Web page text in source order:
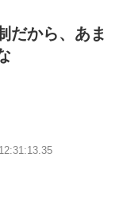
だから、あま